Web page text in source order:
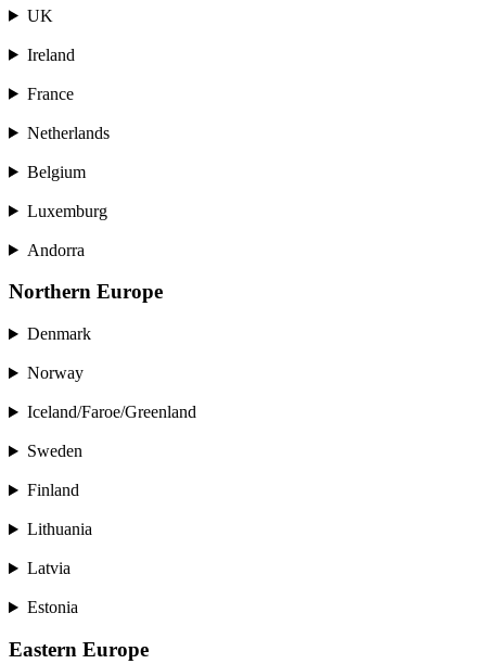
UK
Ireland
France
Netherlands
Belgium
Luxemburg
Andorra
Northern Europe
Denmark
Norway
Iceland/Faroe/Greenland
Sweden
Finland
Lithuania
Latvia
Estonia
Eastern Europe